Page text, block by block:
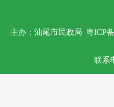
主办：汕尾市民政局 粤ICP
联系